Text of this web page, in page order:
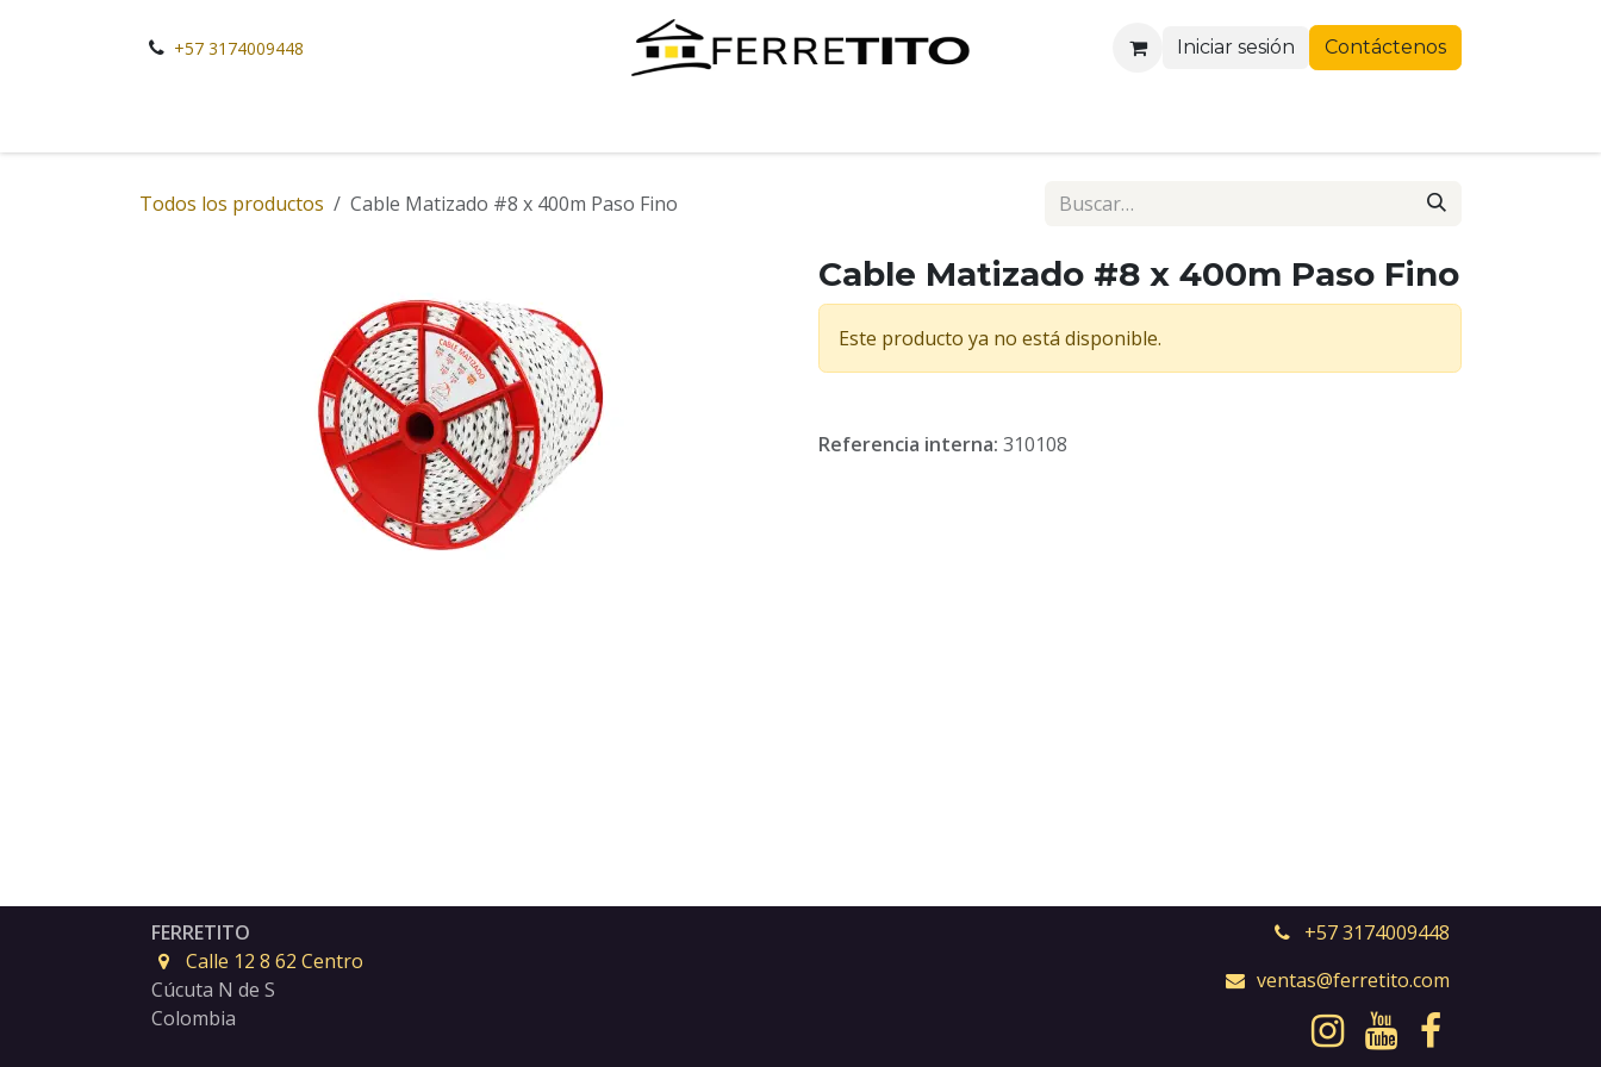
+57 3174009448
Iniciar sesión Contáctenos
Todos los productos Cable Matizado #8 x 400m Paso Fino
Cable Matizado #8 x 400m Paso Fino
Este producto ya no está disponible.
Referencia interna: 310108
FERRETITO
Calle 12 8 62 Centro
Cúcuta N de S
Colombia
+57 3174009448
ventas@ferretito.com